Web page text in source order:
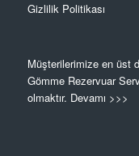
Gizlilik Politikası
Müşterilerimize en üst
Gömme Rezervuar
olmaktır. Devamı >>>